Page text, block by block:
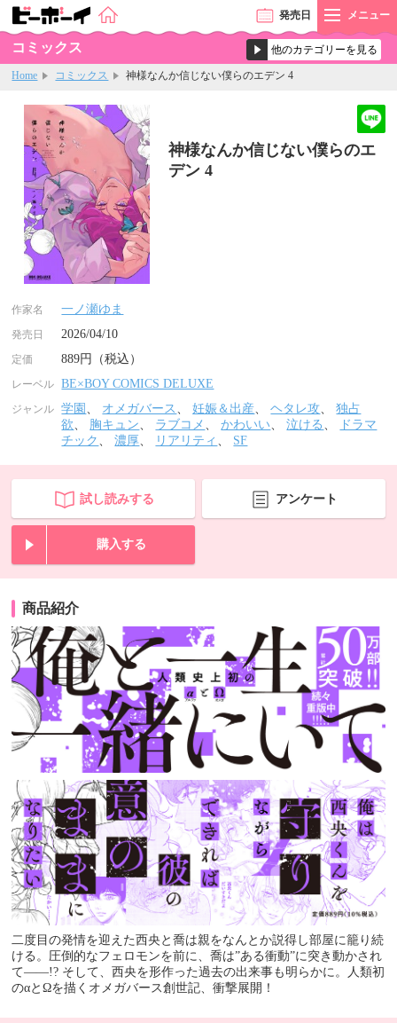
発売日 メニュー
コミックス
Home コミックス 神様なんか信じない僕らのエデン 4
神様なんか信じない僕らのエ
デン 4
作家名 一ノ瀬ゆま
発売日 2026/04/10
定価 889円（税込）
レーベル BE×BOY COMICS DELUXE
ジャンル 学園 、 オメガバース 、妊娠＆出産、ヘタレ攻、独占
欲、 胸キュン、 ラブコメ 、かわいい、泣ける 、
ドラマ
チック 、濃厚、 リアリティ 、 SF
試し読みする アンケート
購入する
商品紹介
二度目の発情を迎えた西央と喬は親をなんとか説得し部屋に籠り続
ける。圧倒的なフェロモンを前に、喬は”ある衝動”に突き動かされ
て――!? そして、西央を形作った過去の出来事も明らかに。人類初
のαとΩを描くオメガバース創世記、衝撃展開！